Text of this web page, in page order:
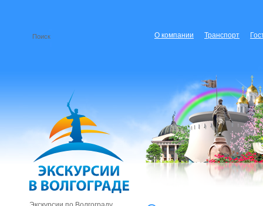
О компании Транспорт